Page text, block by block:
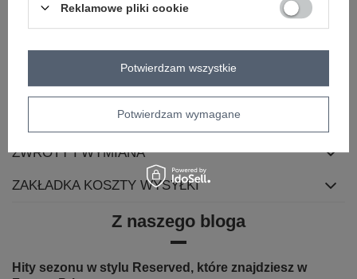
skład materiału 90% bawełna 10% elastan
sposób prania pranie w pralce w 30°C
OPIS PRODUKTU
ZWROTY I WYMIANA
ZAKŁADKA KOSZTY WYSYŁKI
Z naszego bloga
Hity sezonu w stylu Reserved, które znajdziesz w
Reklamowe pliki cookie
Potwierdzam wymagane
Potwierdzam wszystkie